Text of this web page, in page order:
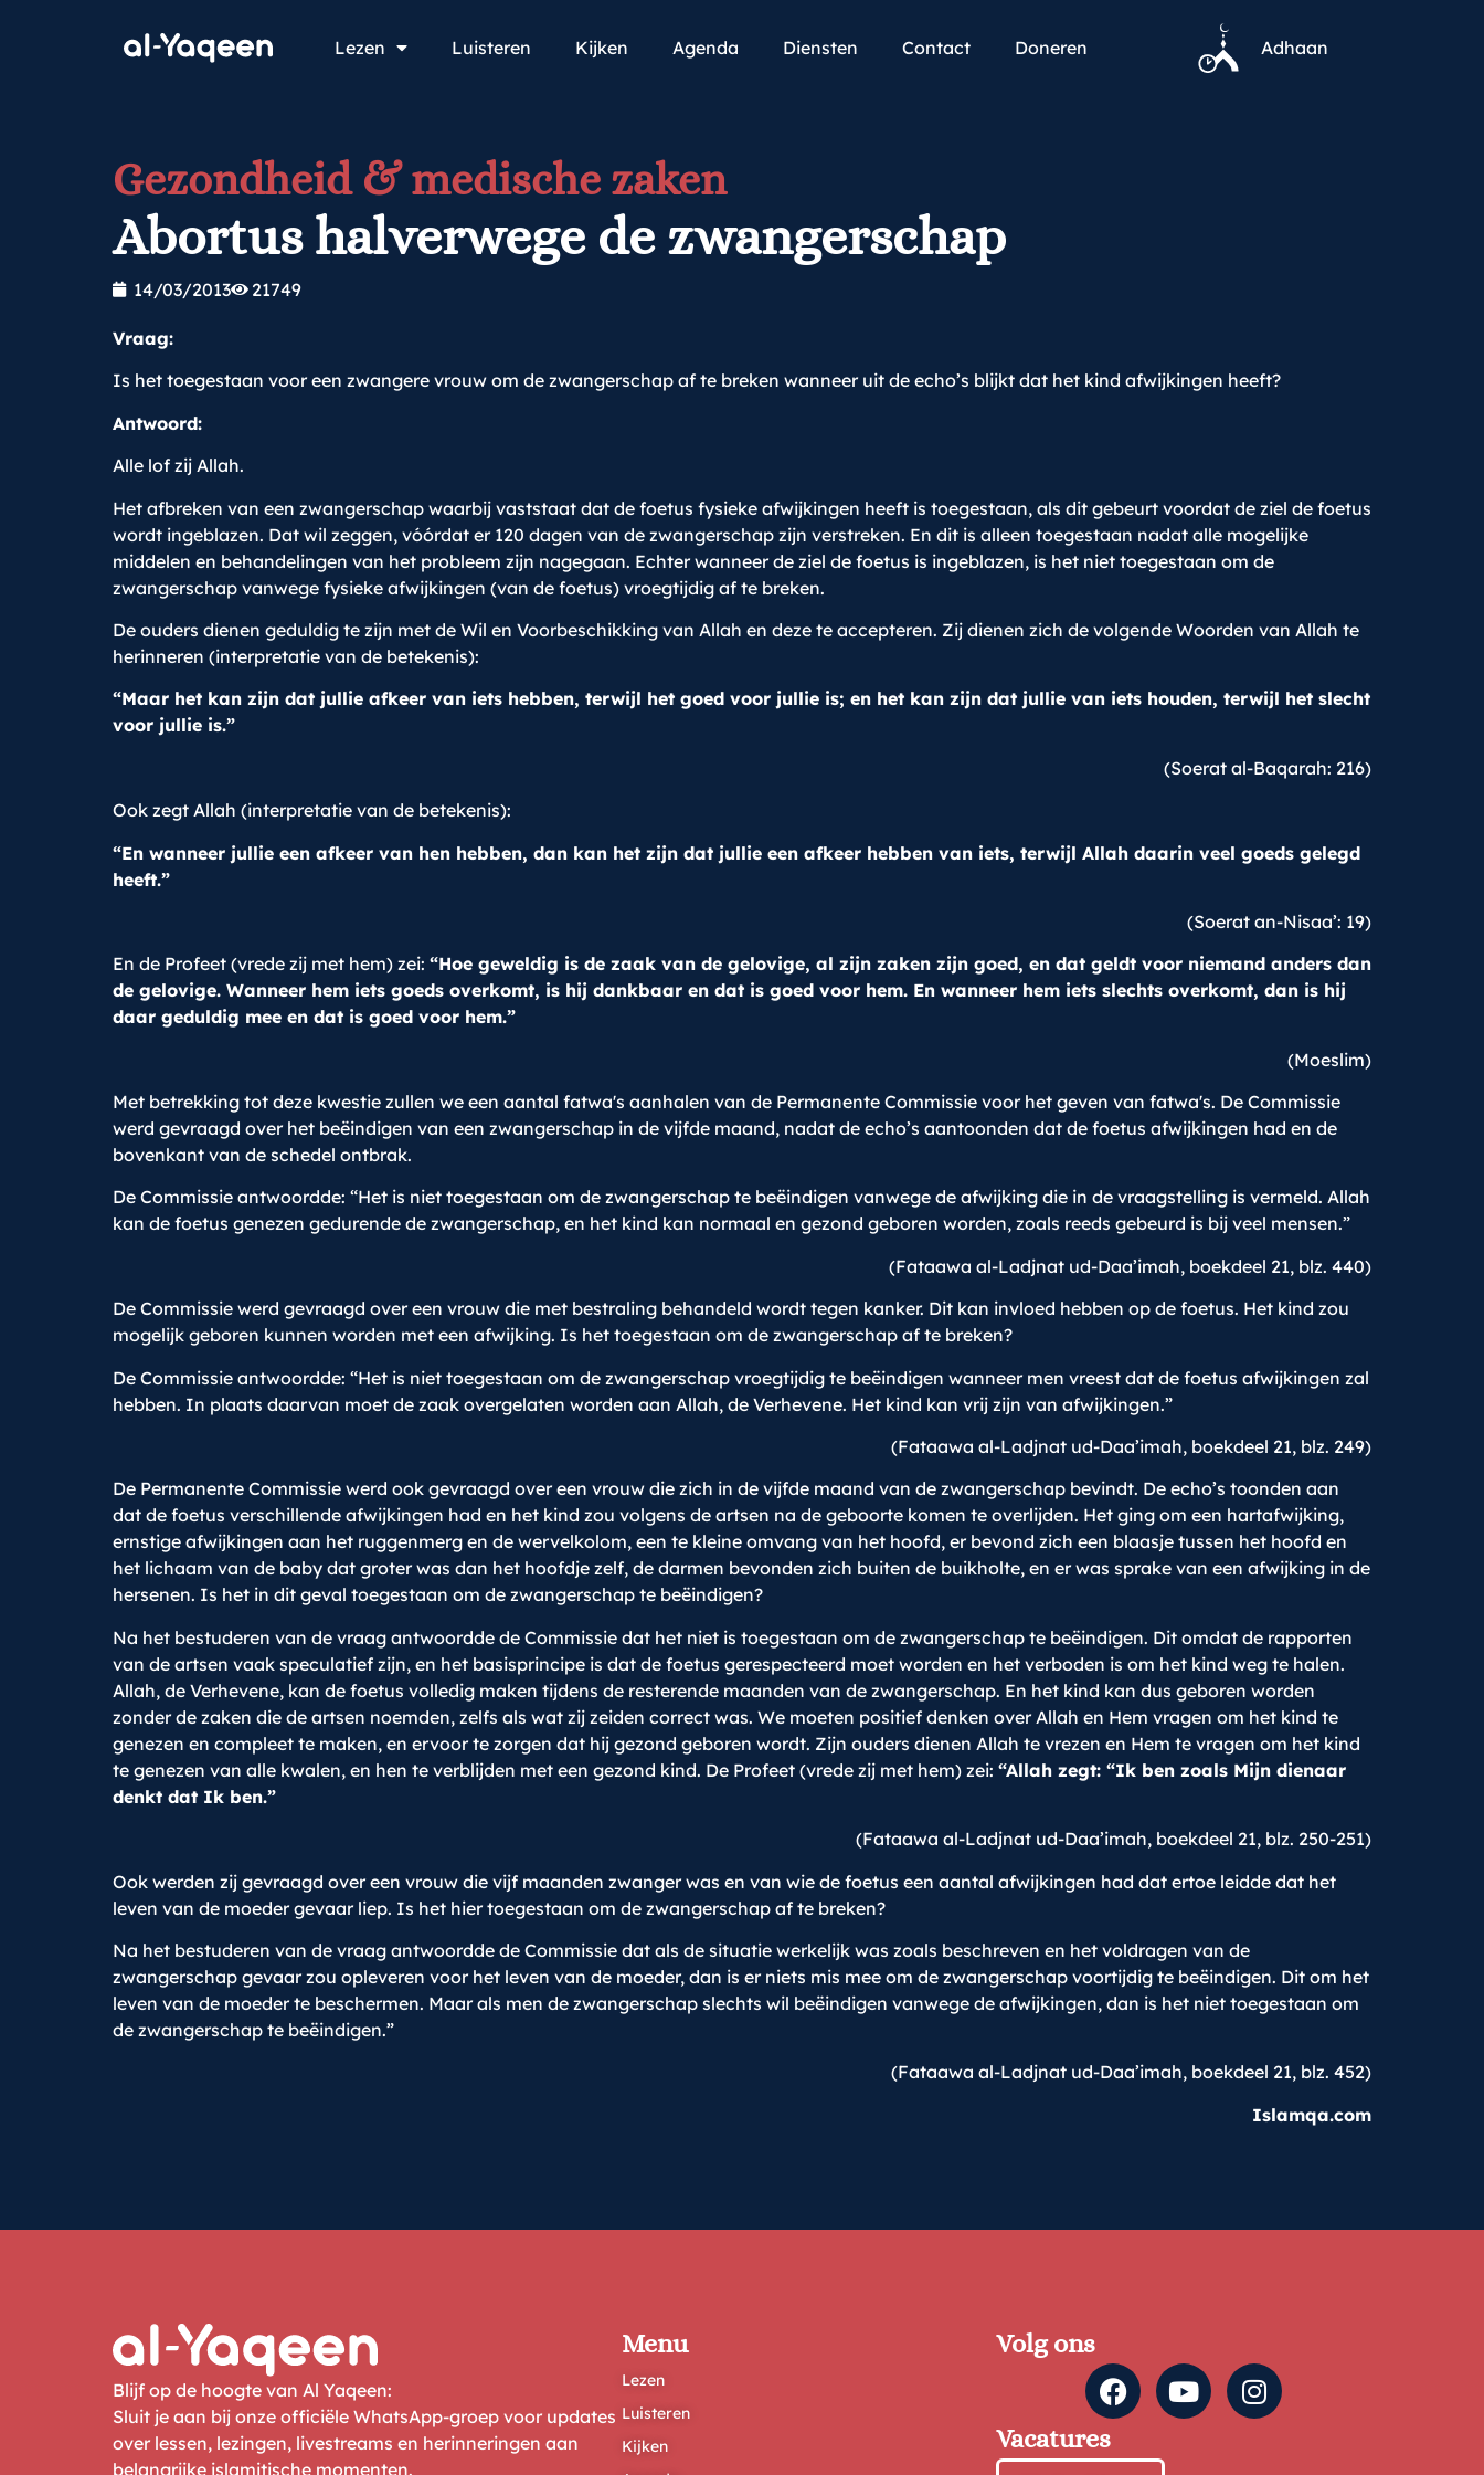
Lezen Luisteren Kijken Agenda Diensten Contact Doneren Adhaan
Gezondheid & medische zaken
Abortus halverwege de zwangerschap
14/03/2013 21749
Vraag:
Is het toegestaan voor een zwangere vrouw om de zwangerschap af te breken wanneer uit de echo’s blijkt dat het kind afwijkingen heeft?
Antwoord:
Alle lof zij Allah.
Het afbreken van een zwangerschap waarbij vaststaat dat de foetus fysieke afwijkingen heeft is toegestaan, als dit gebeurt voordat de ziel de foetus
wordt ingeblazen. Dat wil zeggen, vóórdat er 120 dagen van de zwangerschap zijn verstreken. En dit is alleen toegestaan nadat alle mogelijke
middelen en behandelingen van het probleem zijn nagegaan. Echter wanneer de ziel de foetus is ingeblazen, is het niet toegestaan om de
zwangerschap vanwege fysieke afwijkingen (van de foetus) vroegtijdig af te breken.
De ouders dienen geduldig te zijn met de Wil en Voorbeschikking van Allah en deze te accepteren. Zij dienen zich de volgende Woorden van Allah te
herinneren (interpretatie van de betekenis):
“Maar het kan zijn dat jullie afkeer van iets hebben, terwijl het goed voor jullie is; en het kan zijn dat jullie van iets houden, terwijl het slecht
voor jullie is.”
(Soerat al-Baqarah: 216)
Ook zegt Allah (interpretatie van de betekenis):
“En wanneer jullie een afkeer van hen hebben, dan kan het zijn dat jullie een afkeer hebben van iets, terwijl Allah daarin veel goeds gelegd
heeft.”
(Soerat an-Nisaa’: 19)
En de Profeet (vrede zij met hem) zei: “Hoe geweldig is de zaak van de gelovige, al zijn zaken zijn goed, en dat geldt voor niemand anders dan
de gelovige. Wanneer hem iets goeds overkomt, is hij dankbaar en dat is goed voor hem. En wanneer hem iets slechts overkomt, dan is hij
daar geduldig mee en dat is goed voor hem.”
(Moeslim)
Met betrekking tot deze kwestie zullen we een aantal fatwa's aanhalen van de Permanente Commissie voor het geven van fatwa's. De Commissie
werd gevraagd over het beëindigen van een zwangerschap in de vijfde maand, nadat de echo’s aantoonden dat de foetus afwijkingen had en de
bovenkant van de schedel ontbrak.
De Commissie antwoordde: “Het is niet toegestaan om de zwangerschap te beëindigen vanwege de afwijking die in de vraagstelling is vermeld. Allah
kan de foetus genezen gedurende de zwangerschap, en het kind kan normaal en gezond geboren worden, zoals reeds gebeurd is bij veel mensen.”
(Fataawa al-Ladjnat ud-Daa’imah, boekdeel 21, blz. 440)
De Commissie werd gevraagd over een vrouw die met bestraling behandeld wordt tegen kanker. Dit kan invloed hebben op de foetus. Het kind zou
mogelijk geboren kunnen worden met een afwijking. Is het toegestaan om de zwangerschap af te breken?
De Commissie antwoordde: “Het is niet toegestaan om de zwangerschap vroegtijdig te beëindigen wanneer men vreest dat de foetus afwijkingen zal
hebben. In plaats daarvan moet de zaak overgelaten worden aan Allah, de Verhevene. Het kind kan vrij zijn van afwijkingen.”
(Fataawa al-Ladjnat ud-Daa’imah, boekdeel 21, blz. 249)
De Permanente Commissie werd ook gevraagd over een vrouw die zich in de vijfde maand van de zwangerschap bevindt. De echo’s toonden aan
dat de foetus verschillende afwijkingen had en het kind zou volgens de artsen na de geboorte komen te overlijden. Het ging om een hartafwijking,
ernstige afwijkingen aan het ruggenmerg en de wervelkolom, een te kleine omvang van het hoofd, er bevond zich een blaasje tussen het hoofd en
het lichaam van de baby dat groter was dan het hoofdje zelf, de darmen bevonden zich buiten de buikholte, en er was sprake van een afwijking in de
hersenen. Is het in dit geval toegestaan om de zwangerschap te beëindigen?
Na het bestuderen van de vraag antwoordde de Commissie dat het niet is toegestaan om de zwangerschap te beëindigen. Dit omdat de rapporten
van de artsen vaak speculatief zijn, en het basisprincipe is dat de foetus gerespecteerd moet worden en het verboden is om het kind weg te halen.
Allah, de Verhevene, kan de foetus volledig maken tijdens de resterende maanden van de zwangerschap. En het kind kan dus geboren worden
zonder de zaken die de artsen noemden, zelfs als wat zij zeiden correct was. We moeten positief denken over Allah en Hem vragen om het kind te
genezen en compleet te maken, en ervoor te zorgen dat hij gezond geboren wordt. Zijn ouders dienen Allah te vrezen en Hem te vragen om het kind
te genezen van alle kwalen, en hen te verblijden met een gezond kind. De Profeet (vrede zij met hem) zei: “Allah zegt: “Ik ben zoals Mijn dienaar
denkt dat Ik ben.”
(Fataawa al-Ladjnat ud-Daa’imah, boekdeel 21, blz. 250-251)
Ook werden zij gevraagd over een vrouw die vijf maanden zwanger was en van wie de foetus een aantal afwijkingen had dat ertoe leidde dat het
leven van de moeder gevaar liep. Is het hier toegestaan om de zwangerschap af te breken?
Na het bestuderen van de vraag antwoordde de Commissie dat als de situatie werkelijk was zoals beschreven en het voldragen van de
zwangerschap gevaar zou opleveren voor het leven van de moeder, dan is er niets mis mee om de zwangerschap voortijdig te beëindigen. Dit om het
leven van de moeder te beschermen. Maar als men de zwangerschap slechts wil beëindigen vanwege de afwijkingen, dan is het niet toegestaan om
de zwangerschap te beëindigen.”
(Fataawa al-Ladjnat ud-Daa’imah, boekdeel 21, blz. 452)
Islamqa.com
Blijf op de hoogte van Al Yaqeen:
Sluit je aan bij onze officiële WhatsApp-groep voor updates
over lessen, lezingen, livestreams en herinneringen aan
belangrijke islamitische momenten.
Menu
Lezen
Luisteren
Kijken
Volg ons
Vacatures